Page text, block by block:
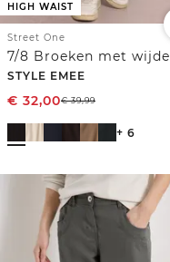
HIGH WAIST
Street One
STYLE EMEE
€ 32,00€39,99
+ 6